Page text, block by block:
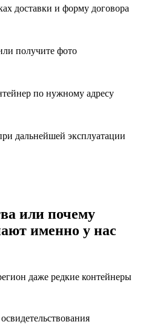
доставки и форму договора
получите фото
по нужному адресу
дальнейшей эксплуатации
или почему
именно у нас
даже редкие контейнеры